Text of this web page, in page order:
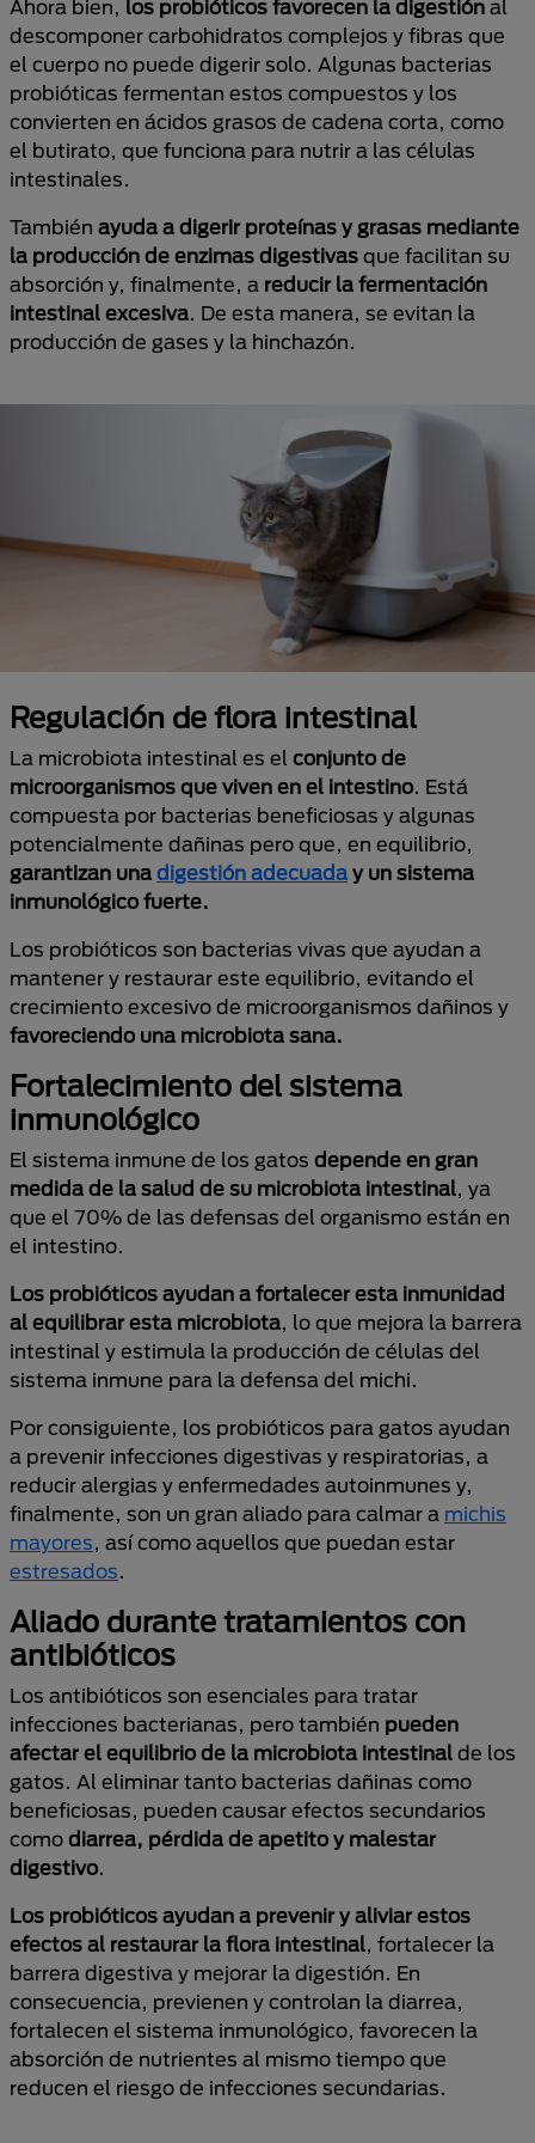
Ahora bien, los probióticos favorecen la digestión al
descomponer carbohidratos complejos y fibras que
el cuerpo no puede digerir solo. Algunas bacterias
probióticas fermentan estos compuestos y los
convierten en ácidos grasos de cadena corta, como
el butirato, que funciona para nutrir a las células
intestinales.
También ayuda a digerir proteínas y grasas mediante
la producción de enzimas digestivas que facilitan su
absorción y, finalmente, a reducir la fermentación
intestinal excesiva. De esta manera, se evitan la
producción de gases y la hinchazón.
Regulación de flora intestinal
La microbiota intestinal es el conjunto de
microorganismos que viven en el intestino. Está
compuesta por bacterias beneficiosas y algunas
potencialmente dañinas pero que, en equilibrio,
garantizan una digestión adecuada y un sistema
inmunológico fuerte.
Los probióticos son bacterias vivas que ayudan a
mantener y restaurar este equilibrio, evitando el
crecimiento excesivo de microorganismos dañinos y
favoreciendo una microbiota sana.
Fortalecimiento del sistema
inmunológico
El sistema inmune de los gatos depende en gran
medida de la salud de su microbiota intestinal, ya
que el 70% de las defensas del organismo están en
el intestino.
Los probióticos ayudan a fortalecer esta inmunidad
al equilibrar esta microbiota, lo que mejora la barrera
intestinal y estimula la producción de células del
sistema inmune para la defensa del michi.
Por consiguiente, los probióticos para gatos ayudan
a prevenir infecciones digestivas y respiratorias, a
reducir alergias y enfermedades autoinmunes y,
finalmente, son un gran aliado para calmar a michis
mayores, así como aquellos que puedan estar
estresados.
Aliado durante tratamientos con
antibióticos
Los antibióticos son esenciales para tratar
infecciones bacterianas, pero también pueden
afectar el equilibrio de la microbiota intestinal de los
gatos. Al eliminar tanto bacterias dañinas como
beneficiosas, pueden causar efectos secundarios
como diarrea, pérdida de apetito y malestar
digestivo.
Los probióticos ayudan a prevenir y aliviar estos
efectos al restaurar la flora intestinal, fortalecer la
barrera digestiva y mejorar la digestión. En
consecuencia, previenen y controlan la diarrea,
fortalecen el sistema inmunológico, favorecen la
absorción de nutrientes al mismo tiempo que
reducen el riesgo de infecciones secundarias.